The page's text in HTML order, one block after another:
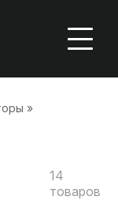
»
14
товаров